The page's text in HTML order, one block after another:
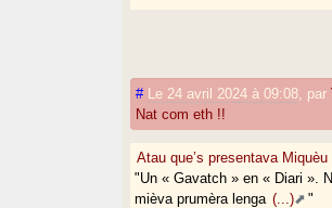
# Le 24 avril 2024 à 09:08 par
Nat com eth !!
Atau que’s presentava
"Un « Gavatch » en « Diari ».
mièva prumèra lenga (...) "